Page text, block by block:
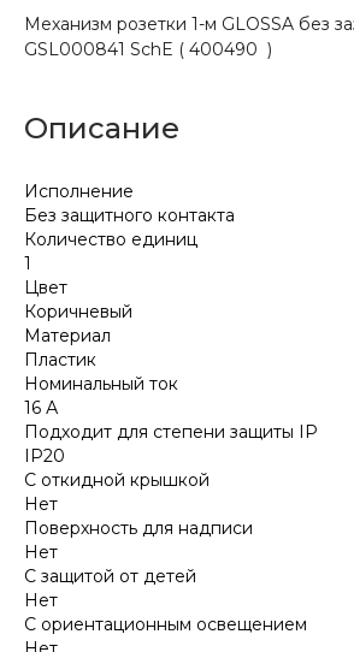
Механизм розетки 1-м GLOSSA без
GSL000841 SchE ( 400490 )
Описание
Исполнение
Без защитного контакта
Количество единиц
1
Цвет
Коричневый
Материал
Пластик
Номинальный ток
16 А
Подходит для степени защиты IP
IP20
С откидной крышкой
Нет
Поверхность для надписи
Нет
С защитой от детей
Нет
С ориентационным освещением